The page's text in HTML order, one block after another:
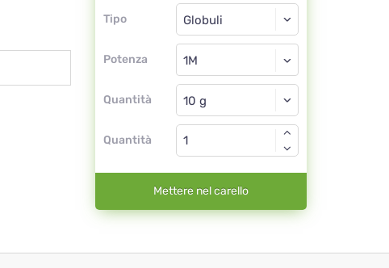
Tipo
Tipo
Potenza
Globuli
1M
Quantità
Globuli
Quantità
Mettere nel carello